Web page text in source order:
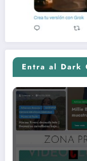
Entra al Dark